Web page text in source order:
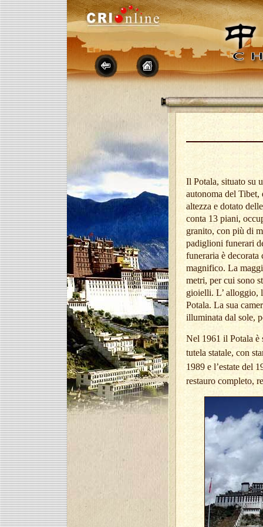
Il Potala, situato su
autonoma del
altezza e dotato
conta 13 piani,
granito, con più di
padiglioni funerari
funeraria è decorata
magnifico. La
metri, per cui sono
gioielli. L’ alloggio,
Potala. La sua
illuminata dal sole,
Nel 1961 il Potala è
tutela statale, con
1989 e l’estate del
restauro completo,